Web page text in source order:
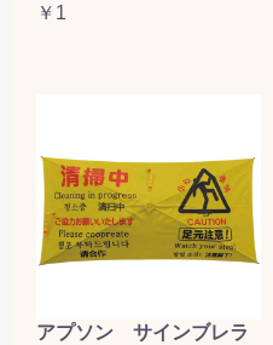
￥1
アプソン サインブレラ